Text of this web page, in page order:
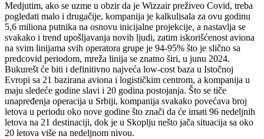
Medjutim, ako se uzme u obzir da je Wizzair preživeo Covid, treba
pogledati malo i drugačije, kompanija je kalkulisala za ovu godinu
5,6 miliona putnika na osnovu inicijalne projekcije, a nastavlja se
svakako i trend upošljavanja novih ljudi, zatim iskorišćenost aviona
na svim linijama svih operatora grupe je 94-95% što je slično sa
predcovid periodom, mreža linija se znatno širi, u junu 2024.
Bukurešt će biti i definitivno najveća low-cost baza u Istočnoj
Evropi sa 21 bazirana aviona i logističkim centrom, a kompanija u
maju sledeće godine slavi i 20 godina postojanja. Što se tiče
unapređenja operacija u Srbiji, kompanija svakako povećava broj
letova u periodu oko nove godine što znači da će imati 96 nedeljnih
letova na 21 destinaciji, dok je u Skoplju nešto jača situacija sa oko
20 letova više na nedeljnom nivou.